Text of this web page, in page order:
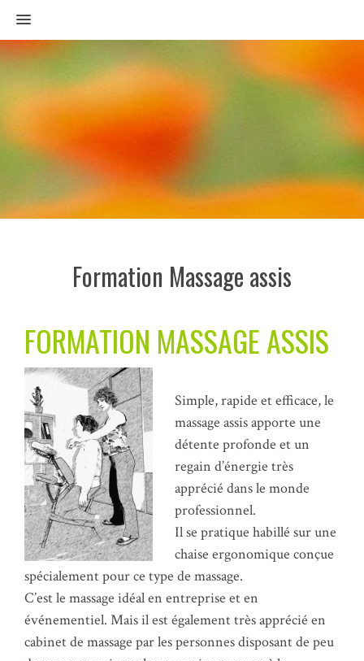
MENU
Formation Massage assis
FORMATION MASSAGE ASSIS
Simple, rapide et efficace, le
massage assis apporte une
détente profonde et un
regain d’énergie très
apprécié dans le monde
professionnel.
Il se pratique habillé sur une
chaise ergonomique conçue
spécialement pour ce type de massage.
C’est le massage idéal en entreprise et en
événementiel. Mais il est également très apprécié en
cabinet de massage par les personnes disposant de peu